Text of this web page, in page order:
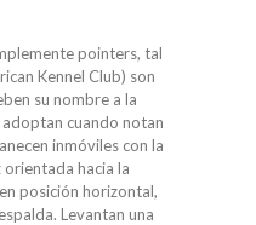
pointers, tal
Kennel Club) son
su nombre a la
cuando notan
inmóviles con la
orientada hacia la
posición horizontal,
Levantan una